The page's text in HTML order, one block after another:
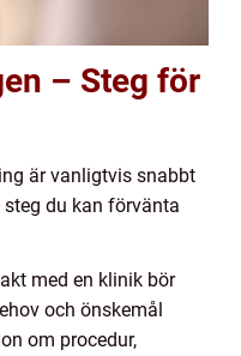
– Steg för
är vanligtvis snabbt
du kan förvänta
med en klinik bör
och önskemål
om procedur,